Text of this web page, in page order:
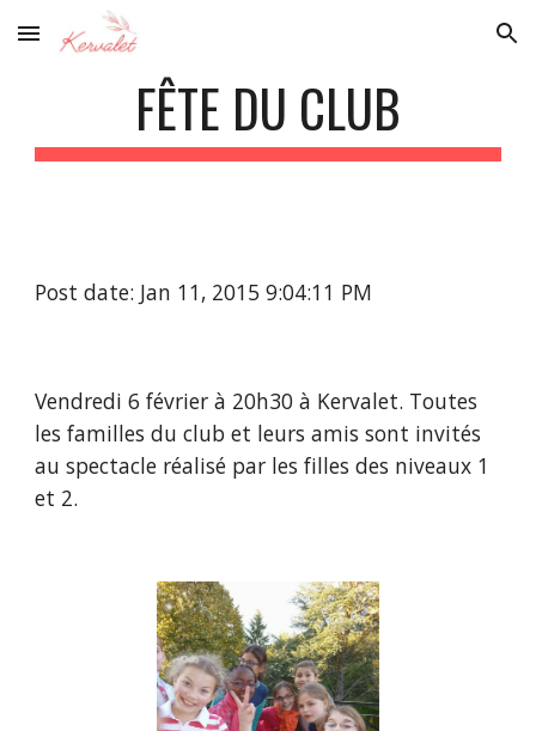
Skip to main content Skip to navigation
FÊTE DU CLUB
Post date: Jan 11, 2015 9:04:11 PM
Vendredi 6 février à 20h30 à Kervalet. Toutes
les familles du club et leurs amis sont invités
au spectacle réalisé par les filles des niveaux 1
et 2.